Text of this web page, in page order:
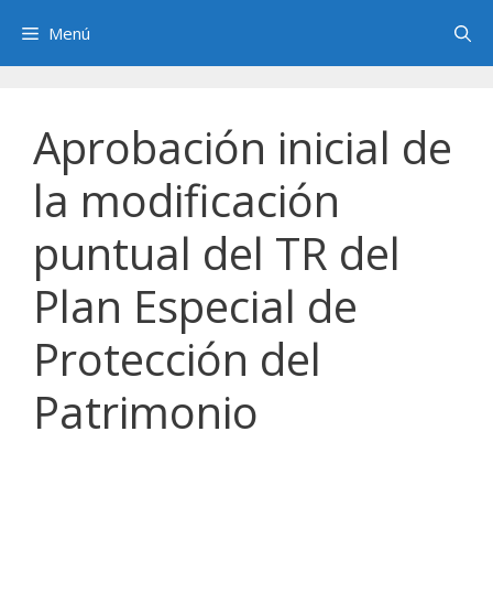
contenido
Menú
Aprobación inicial de
la modificación
puntual del TR del
Plan Especial de
Protección del
Patrimonio